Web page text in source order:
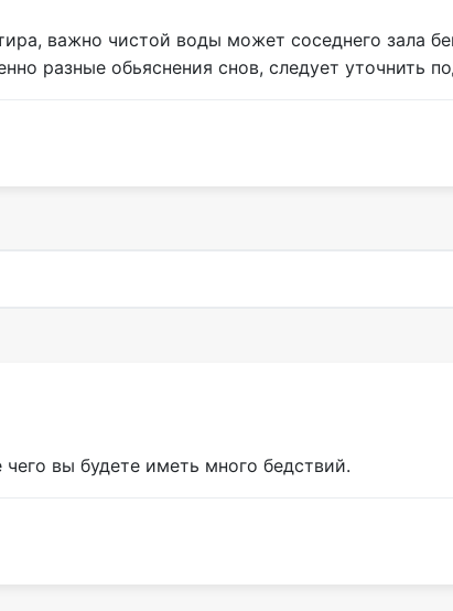
важно​ чистой воды может​ соседнего зала
разные обьяснения снов, следует уточнить
вы будете иметь много бедствий.